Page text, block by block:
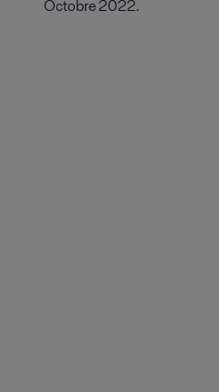
Octobre 2022.